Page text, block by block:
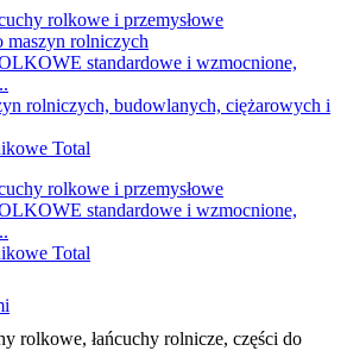
rolkowe i przemysłowe
rolniczych
standardowe i wzmocnione,
rolniczych, budowlanych, ciężarowych i
Total
rolkowe i przemysłowe
standardowe i wzmocnione,
Total
rolkowe, łańcuchy rolnicze, części do